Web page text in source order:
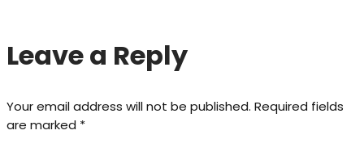
Leave a Reply
Your email address will not be published. Required fields
are marked *